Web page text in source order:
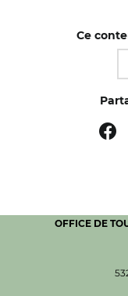
Ce
OFFICE DE